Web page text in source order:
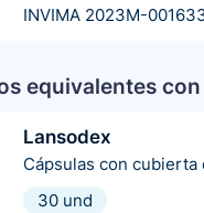
INVIMA 2023M-
equivalentes
Lansodex
Cápsulas con cubierta
30 und